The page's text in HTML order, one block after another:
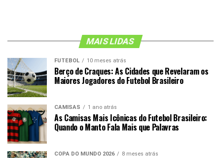
MAIS LIDAS
FUTEBOL 10 meses atrás
Berço de Craques: As Cidades que Revelaram os
Maiores Jogadores do Futebol Brasileiro
CAMISAS 1 ano atrás
As Camisas Mais Icônicas do Futebol Brasileiro:
Quando o Manto Fala Mais que Palavras
COPA DO MUNDO 2026 8 meses atrás